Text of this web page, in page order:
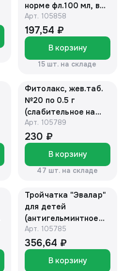
норме фл.100 мл, в
инд. уп. БАД
"Алтайский нектар"
Арт. 105858
197,54 ₽
В корзину
15 шт. на складе
Фитолакс, жев.таб.
№20 по 0.5 г
(слабительное на
основе фруктов)
Эвалар БАД
Арт. 105789
230 ₽
В корзину
47 шт. на складе
Тройчатка "Эвалар"
для детей
(антигельминтное
средстство), саше
№10 по 3,6 г БАД
Арт. 105785
356,64 ₽
В корзину